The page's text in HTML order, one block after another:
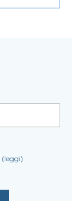
(leggi)